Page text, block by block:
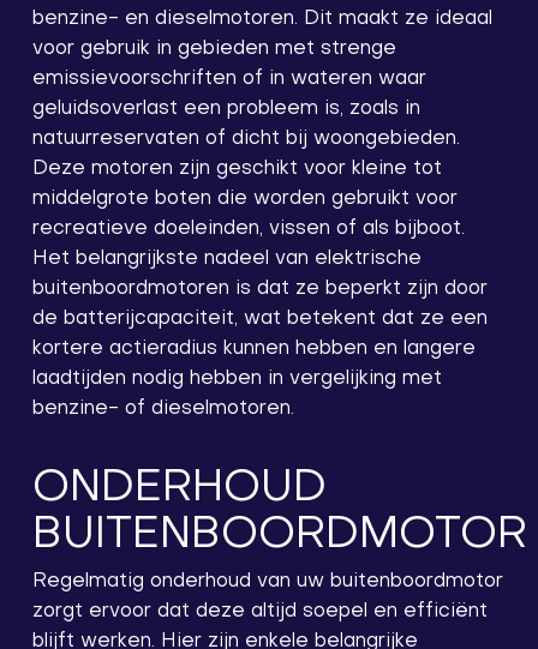
benzine- en dieselmotoren. Dit maakt ze ideaal
voor gebruik in gebieden met strenge
emissievoorschriften of in wateren waar
geluidsoverlast een probleem is, zoals in
natuurreservaten of dicht bij woongebieden.
Deze motoren zijn geschikt voor kleine tot
middelgrote boten die worden gebruikt voor
recreatieve doeleinden, vissen of als bijboot.
Het belangrijkste nadeel van elektrische
buitenboordmotoren is dat ze beperkt zijn door
de batterijcapaciteit, wat betekent dat ze een
kortere actieradius kunnen hebben en langere
laadtijden nodig hebben in vergelijking met
benzine- of dieselmotoren.
ONDERHOUD
BUITENBOORDMOTOR
Regelmatig onderhoud van uw buitenboordmotor
zorgt ervoor dat deze altijd soepel en efficiënt
blijft werken. Hier zijn enkele belangrijke